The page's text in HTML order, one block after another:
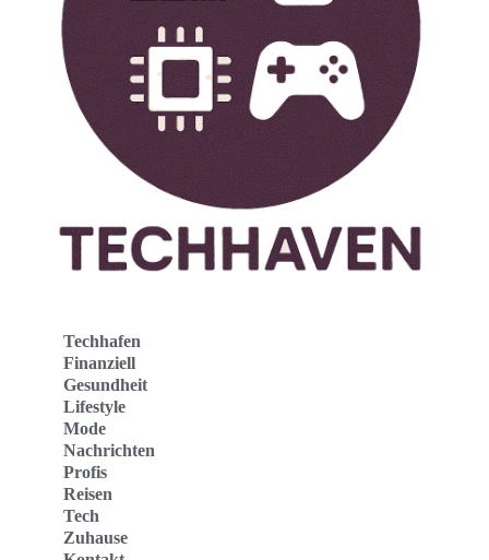
Techhafen
Finanziell
Gesundheit
Lifestyle
Mode
Nachrichten
Profis
Reisen
Tech
Zuhause